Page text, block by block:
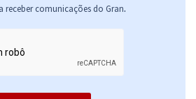
receber comunicações do Gran.